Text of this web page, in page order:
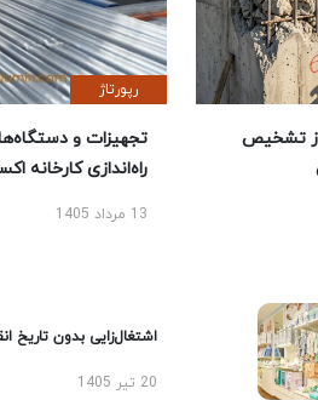
تشخیص
رپورتاژ
تجهیزات و
راه‌اندازی کارخانه
13 مرداد 1405
اشتغال‌زایی بدون تاریخ
20 تیر 1405